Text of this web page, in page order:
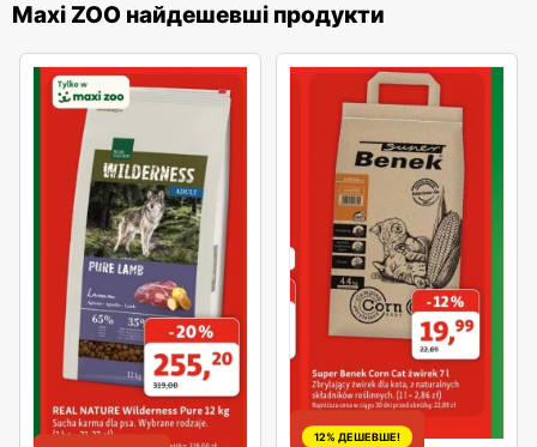
Maxi ZOO найдешевші продукти
12% ДЕШЕВШЕ!